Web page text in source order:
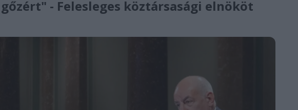
- Felesleges köztársasági elnököt